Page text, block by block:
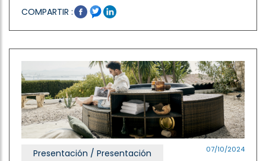
COMPARTIR :
Presentación / Presentación 07/10/2024